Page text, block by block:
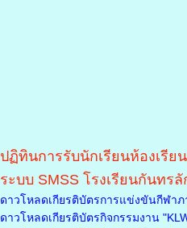
ปฏิทินการรับนักเรียนห้องเรีย
ระบบ SMSS โรงเรียนกันทร
ดาวโหลดเกียรติบัตรการแข่งขันกีฬา
ดาวโหลดเกียรติบัตรกิจกรรมงาน